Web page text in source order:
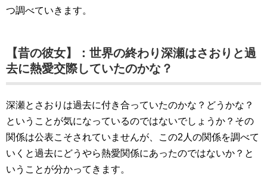
つ調べていきます。
【昔の彼女】：世界の終わり深瀬はさおりと過
去に熱愛交際していたのかな？
深瀬とさおりは過去に付き合っていたのかな？どうかな？
ということが気になっているのではないでしょうか？その
関係は公表こそされていませんが、この2人の関係を調べて
いくと過去にどうやら熱愛関係にあったのではないか？と
いうことが分かってきます。